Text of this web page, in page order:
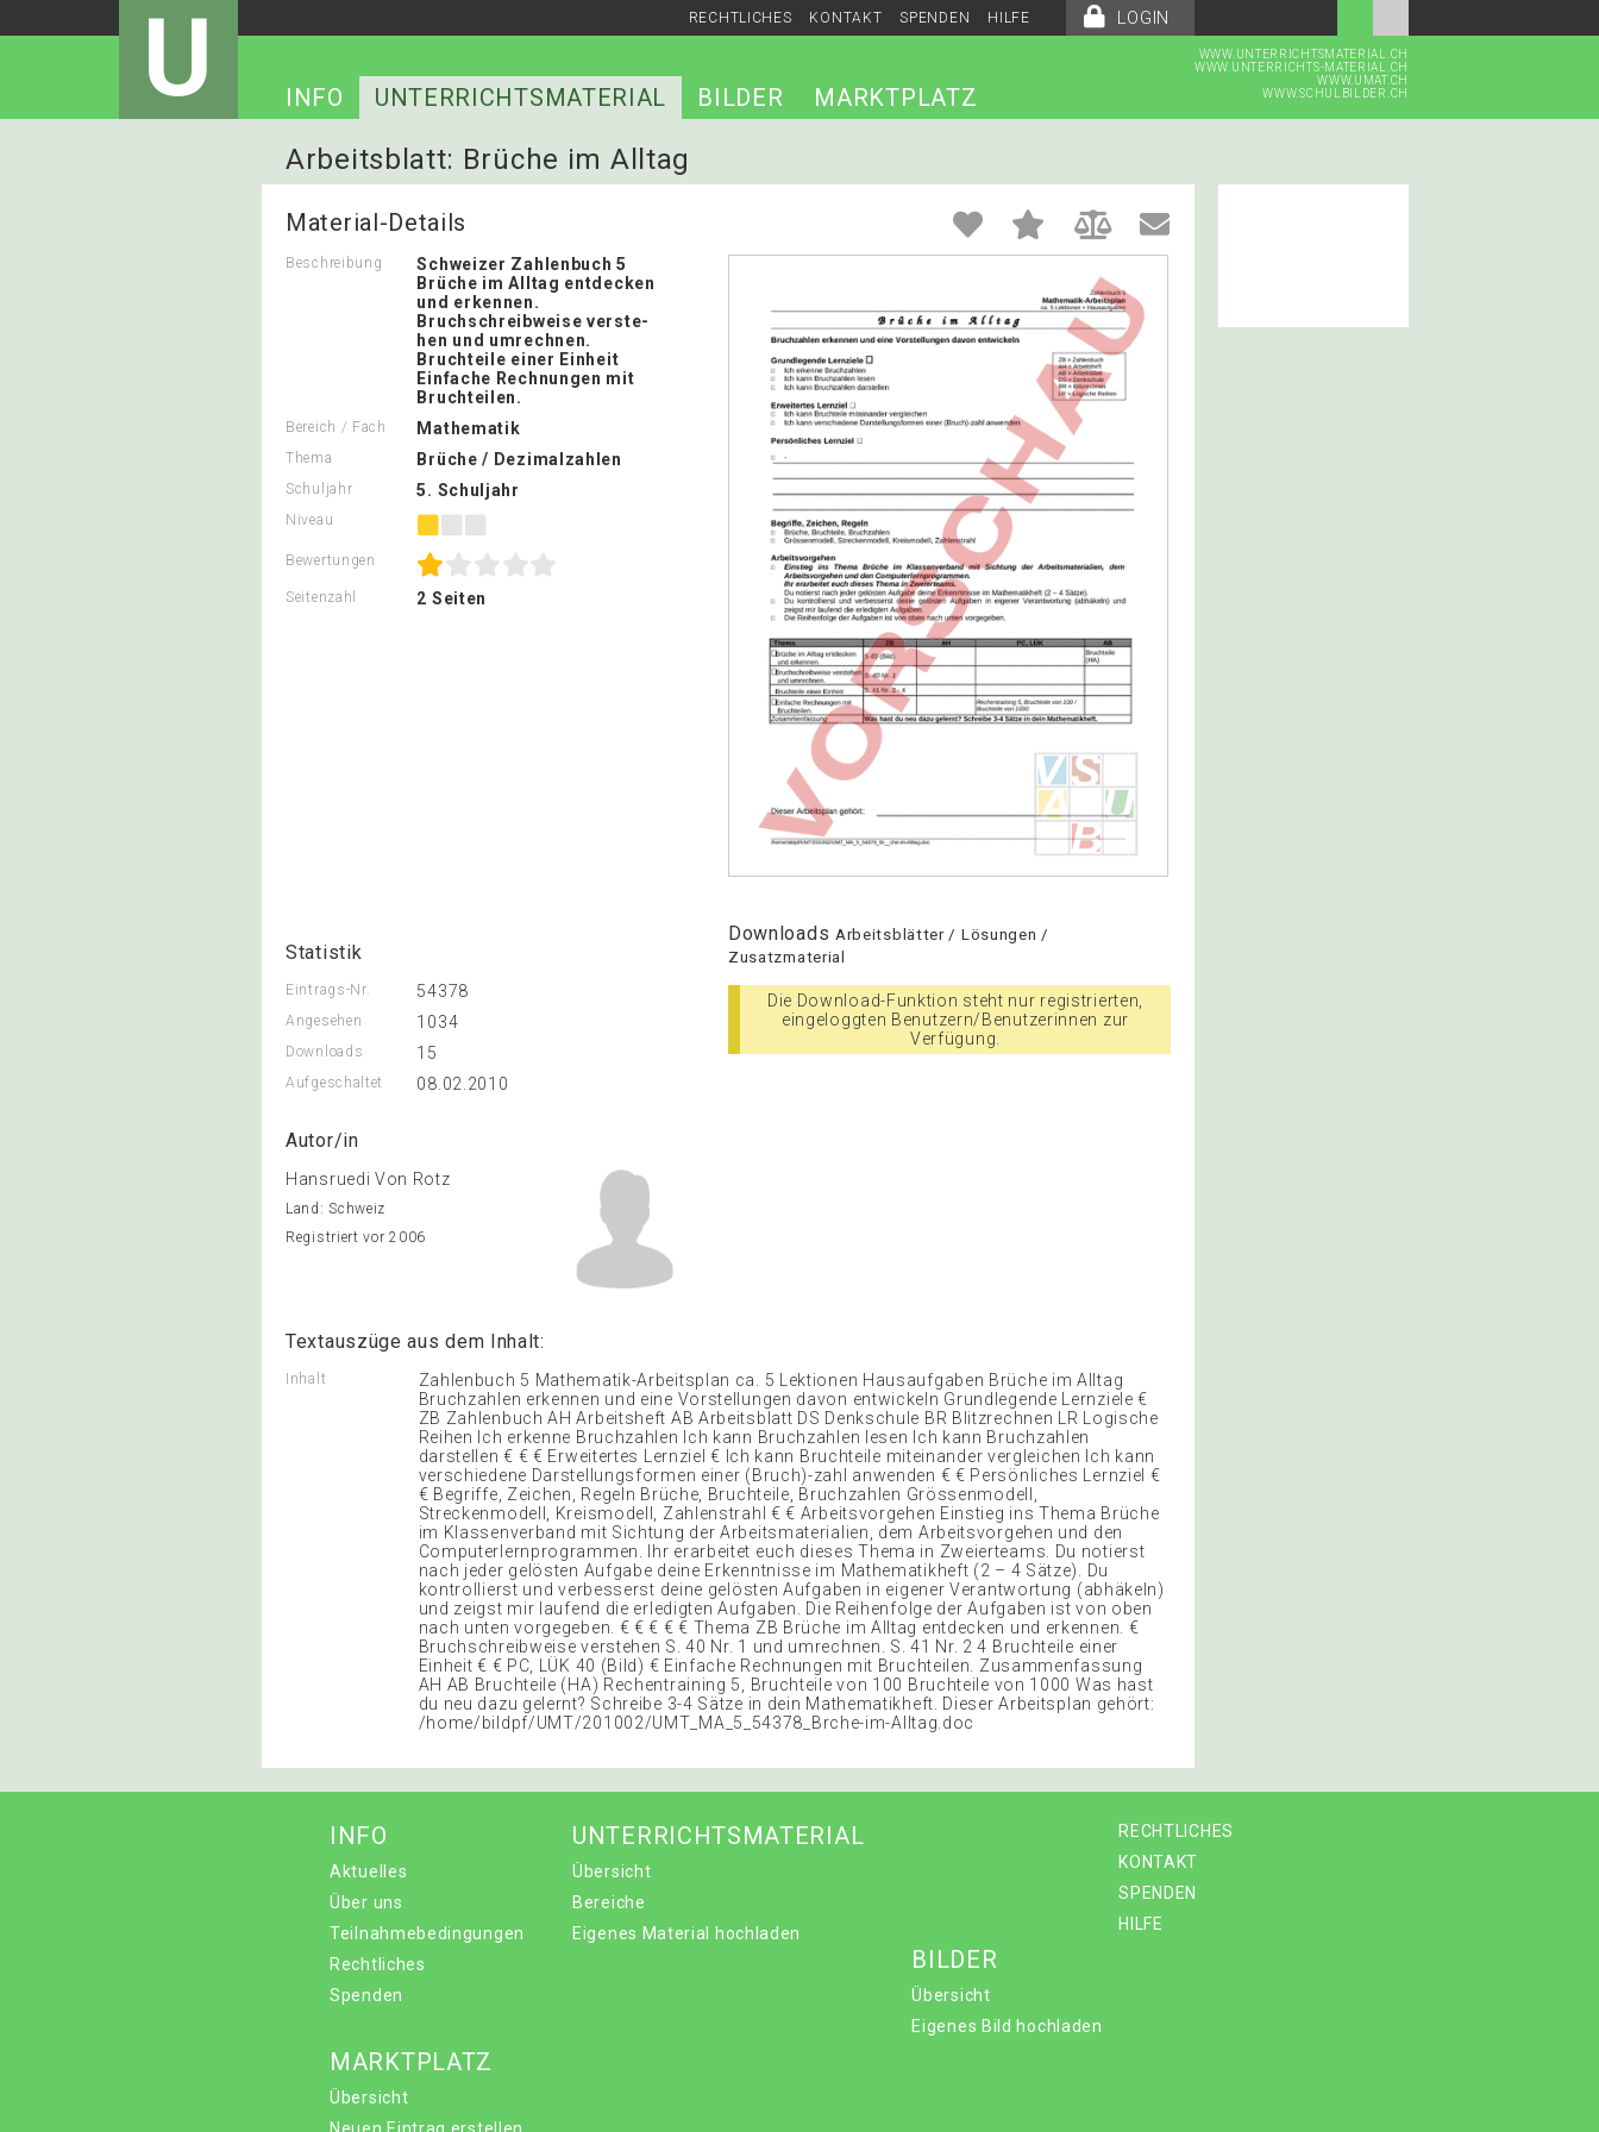
LOGIN
RECHTLICHES KONTAKT SPENDEN HILFE
U
WWW.UNTERRICHTSMATERIAL.CH
WWW.UNTERRICHTS-MATERIAL.CH
WWW.UMAT.CH
WWW.SCHULBILDER.CH
INFO UNTERRICHTSMATERIAL BILDER MARKTPLATZ
Arbeitsblatt: Brüche im Alltag
Material-Details
Beschreibung
Schweizer Zahlenbuch 5
Brüche im Alltag entdecken
und erkennen.
Bruchschreibweise verste-
hen und umrechnen.
Bruchteile einer Einheit
Einfache Rechnungen mit
Bruchteilen.
Bereich / Fach Mathematik
Thema Brüche / Dezimalzahlen
Schuljahr 5. Schuljahr
Niveau
Bewertungen
Seitenzahl 2 Seiten
Statistik
Eintrags-Nr. 54378
Angesehen 1034
Downloads 15
Aufgeschaltet 08.02.2010
Autor/in
Hansruedi Von Rotz
Land: Schweiz
Registriert vor 2006
Downloads Arbeitsblätter / Lösungen /
Zusatzmaterial
Die Download-Funktion steht nur registrierten,
eingeloggten Benutzern/Benutzerinnen zur
Verfügung.
Textauszüge aus dem Inhalt:
Inhalt
Zahlenbuch 5 Mathematik-Arbeitsplan ca. 5 Lektionen Hausaufgaben Brüche im Alltag
Bruchzahlen erkennen und eine Vorstellungen davon entwickeln Grundlegende Lernziele €
ZB Zahlenbuch AH Arbeitsheft AB Arbeitsblatt DS Denkschule BR Blitzrechnen LR Logische
Reihen Ich erkenne Bruchzahlen Ich kann Bruchzahlen lesen Ich kann Bruchzahlen
darstellen € € € Erweitertes Lernziel € Ich kann Bruchteile miteinander vergleichen Ich kann
verschiedene Darstellungsformen einer (Bruch)-zahl anwenden € € Persönliches Lernziel €
€ Begriffe, Zeichen, Regeln Brüche, Bruchteile, Bruchzahlen Grössenmodell,
Streckenmodell, Kreismodell, Zahlenstrahl € € Arbeitsvorgehen Einstieg ins Thema Brüche
im Klassenverband mit Sichtung der Arbeitsmaterialien, dem Arbeitsvorgehen und den
Computerlernprogrammen. Ihr erarbeitet euch dieses Thema in Zweierteams. Du notierst
nach jeder gelösten Aufgabe deine Erkenntnisse im Mathematikheft (2 – 4 Sätze). Du
kontrollierst und verbesserst deine gelösten Aufgaben in eigener Verantwortung (abhäkeln)
und zeigst mir laufend die erledigten Aufgaben. Die Reihenfolge der Aufgaben ist von oben
nach unten vorgegeben. € € € € € Thema ZB Brüche im Alltag entdecken und erkennen. €
Bruchschreibweise verstehen S. 40 Nr. 1 und umrechnen. S. 41 Nr. 2 4 Bruchteile einer
Einheit € € PC, LÜK 40 (Bild) € Einfache Rechnungen mit Bruchteilen. Zusammenfassung
AH AB Bruchteile (HA) Rechentraining 5, Bruchteile von 100 Bruchteile von 1000 Was hast
du neu dazu gelernt? Schreibe 3-4 Sätze in dein Mathematikheft. Dieser Arbeitsplan gehört:
/home/bildpf/UMT/201002/UMT_MA_5_54378_Brche-im-Alltag.doc
RECHTLICHES
KONTAKT
SPENDEN
HILFE
INFO
Aktuelles
Über uns
Teilnahmebedingungen
Rechtliches
Spenden
UNTERRICHTSMATERIAL
Übersicht
Bereiche
Eigenes Material hochladen
BILDER
Übersicht
Eigenes Bild hochladen
MARKTPLATZ
Übersicht